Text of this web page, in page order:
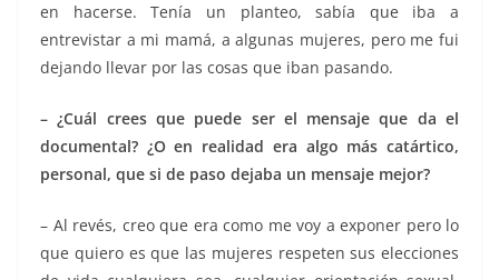
en hacerse. Tenía un planteo, sabía que iba a
entrevistar a mi mamá, a algunas mujeres, pero me fui
dejando llevar por las cosas que iban pasando.
– ¿Cuál crees que puede ser el mensaje que da el
documental? ¿O en realidad era algo más catártico,
personal, que si de paso dejaba un mensaje mejor?
– Al revés, creo que era como me voy a exponer pero lo
que quiero es que las mujeres respeten sus elecciones